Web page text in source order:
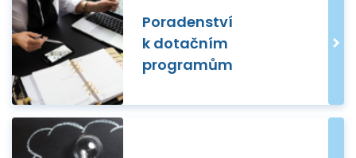
Poradenství
k dotačním
programům